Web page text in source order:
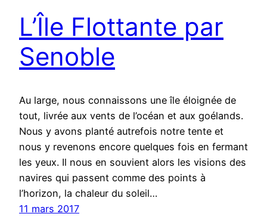
L’Île Flottante par
Senoble
Au large, nous connaissons une île éloignée de
tout, livrée aux vents de l’océan et aux goélands.
Nous y avons planté autrefois notre tente et
nous y revenons encore quelques fois en fermant
les yeux. Il nous en souvient alors les visions des
navires qui passent comme des points à
l’horizon, la chaleur du soleil…
11 mars 2017